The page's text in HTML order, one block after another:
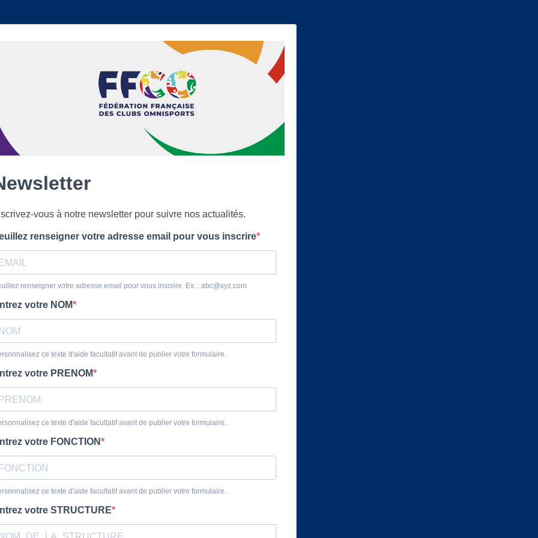
vous à notre newsletter pour suivre nos actualités.
renseigner votre adresse email pour vous inscrire
renseigner votre adresse email pour vous inscrire. Ex. : abc@xyz.com
votre NOM
ce texte d'aide facultatif avant de publier votre formulaire..
votre PRENOM
ce texte d'aide facultatif avant de publier votre formulaire..
votre FONCTION
ce texte d'aide facultatif avant de publier votre formulaire..
votre STRUCTURE